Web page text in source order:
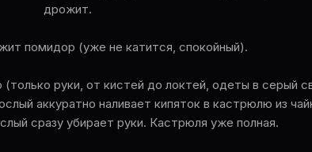
дрожит.
помидор (уже не катится, спокойный).
(только руки, от кистей до локтей, одеты в серый
аккуратно наливает кипяток в кастрюлю из
сразу убирает руки. Кастрюля уже полная.